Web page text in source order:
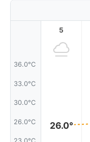
36.0°C
33.0°C
30.0°C
26.0°C
5
26.0°